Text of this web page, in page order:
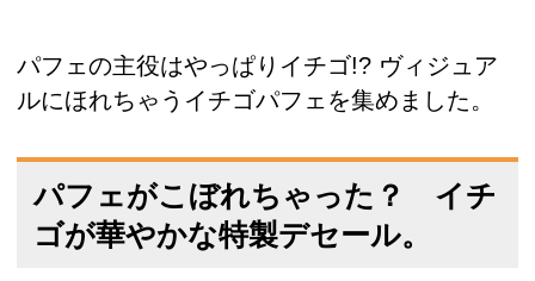
パフェの主役はやっぱりイチゴ!? ヴィジュア
ルにほれちゃうイチゴパフェを集めました。
パフェがこぼれちゃった？ イチ
ゴが華やかな特製デセール。